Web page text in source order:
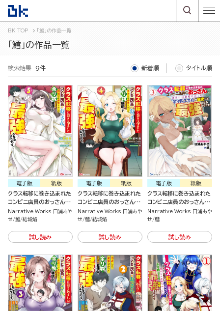
BK TOP 「鱈」の作品一覧
「鱈」の作品一覧
検索結果 9件 新着順 タイトル順
紙版
電子版
クラス転移に巻き込まれた
コンビニ店員のおっさん、
勇者には必要なかった余り
物スキルを駆使して最強と
Narrative Works 日浦あや
せ 鱈 結城焔
試し読み
紙版
電子版
クラス転移に巻き込まれた
コンビニ店員のおっさん、
勇者には必要なかった余り
物スキルを駆使して最強と
Narrative Works 日浦あや
せ 鱈 結城焔
試し読み
紙版
電子版
クラス転移に巻き込まれた
コンビニ店員のおっさん、
勇者には必要なかった余り
物スキルを駆使して最強と
Narrative Works 日浦あや
せ 鱈
試し読み